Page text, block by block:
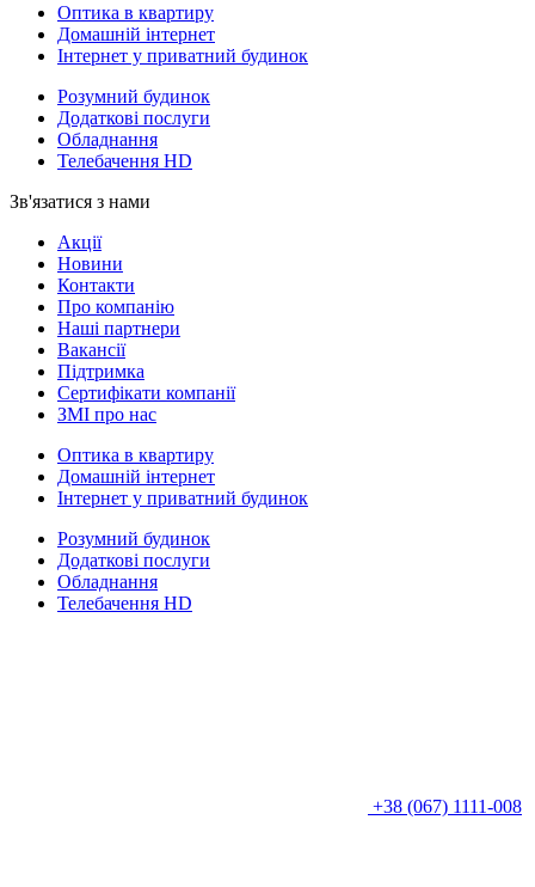
Оптика в квартиру
Домашній інтернет
Інтернет у приватний будинок
Розумний будинок
Додаткові послуги
Обладнання
Телебачення HD
Зв'язатися з нами
Акції
Новини
Контакти
Про компанію
Наші партнери
Вакансії
Підтримка
Сертифікати компанії
ЗМІ про нас
Оптика в квартиру
Домашній інтернет
Інтернет у приватний будинок
Розумний будинок
Додаткові послуги
Обладнання
Телебачення HD
+38 (067) 1111-008